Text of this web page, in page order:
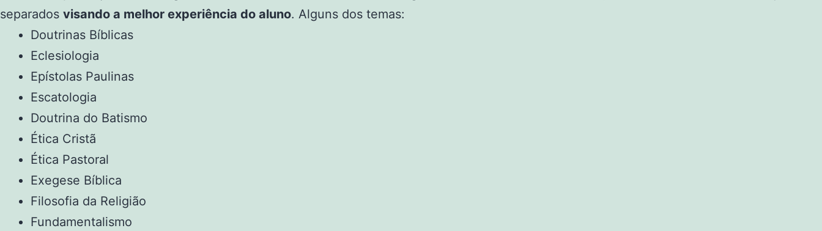
separados visando a melhor experiência do aluno. Alguns dos temas:
Doutrinas Bíblicas
Eclesiologia
Epístolas Paulinas
Escatologia
Doutrina do Batismo
Ética Cristã
Ética Pastoral
Exegese Bíblica
Filosofia da Religião
Fundamentalismo